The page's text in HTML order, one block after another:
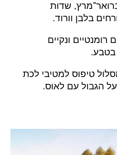
שדות
בלבן וורוד.
רומנטיים ונקיים
בטבע.
טיפוס למטיבי לכת
הגבול עם לאוס.